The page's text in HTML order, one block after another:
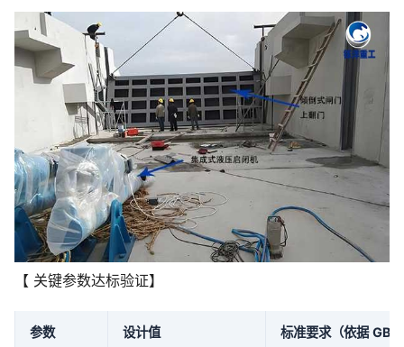
【 关键参数达标验证】
参数 设计值 标准要求（依据GB/